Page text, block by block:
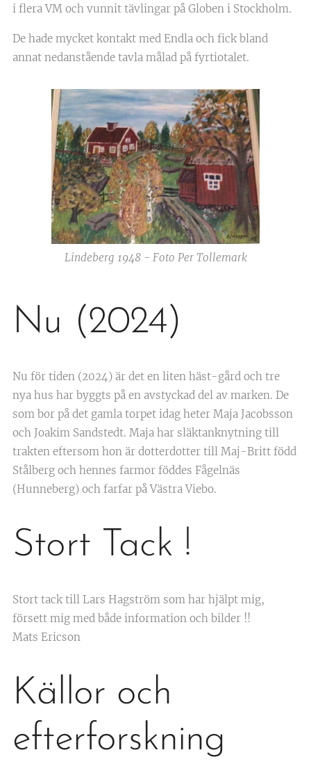
i flera VM och vunnit tävlingar på Globen i Stockholm.
De hade mycket kontakt med Endla och fick bland
annat nedanstående tavla målad på fyrtiotalet.
Lindeberg 1948 - Foto Per Tollemark
Nu (2024)
Nu för tiden (2024) är det en liten häst-gård och tre
nya hus har byggts på en avstyckad del av marken. De
som bor på det gamla torpet idag heter Maja Jacobsson
och Joakim Sandstedt. Maja har släktanknytning till
trakten eftersom hon är dotterdotter till Maj-Britt född
Stålberg och hennes farmor föddes Fågelnäs
(Hunneberg) och farfar på Västra Viebo.
Stort Tack !
Stort tack till Lars Hagström som har hjälpt mig,
försett mig med både information och bilder !!
Mats Ericson
Källor och
efterforskning